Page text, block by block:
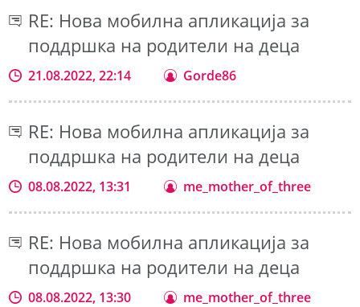
RE: Нова мобилна апликација за
поддршка на родители на деца
21.08.2022, 22:14 Gorde86
RE: Нова мобилна апликација за
поддршка на родители на деца
08.08.2022, 13:31 me_mother_of_three
RE: Нова мобилна апликација за
поддршка на родители на деца
08.08.2022, 13:30 me_mother_of_three